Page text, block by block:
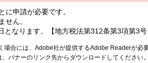
に申請が必要です。
せん。
なります。【地方税法第312条第3項第3号
場合には、Adobe社が提供するAdobe Readerが必要
バナーのリンク先からダウンロードしてください。